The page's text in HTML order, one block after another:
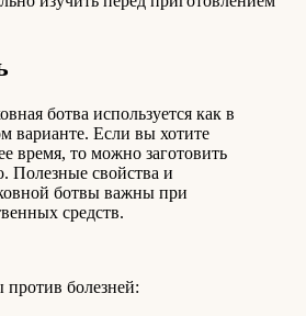
ботва используется как в
варианте. Если вы хотите
время, то можно заготовить
Полезные свойства и
ботвы важны при
средств.
против болезней: